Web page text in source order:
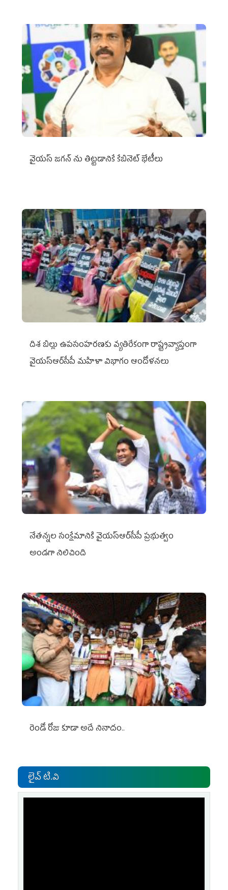
వైయ‌స్ జగన్‌ ను తిట్టడానికే కేబినెట్‌ భేటీలు
దిశ బిల్లు ఉపసంహరణకు వ్యతిరేకంగా రాష్ట్రవ్యాప్తంగా
వైయ‌స్ఆర్‌సీపీ మహిళా విభాగం ఆందోళనలు
నేతన్నల సంక్షేమానికి వైయ‌స్ఆర్‌సీపీ ప్రభుత్వం
అండగా నిలిచింది
రెండో రోజు కూడా అదే నినాదం..
లైవ్ టి.వి